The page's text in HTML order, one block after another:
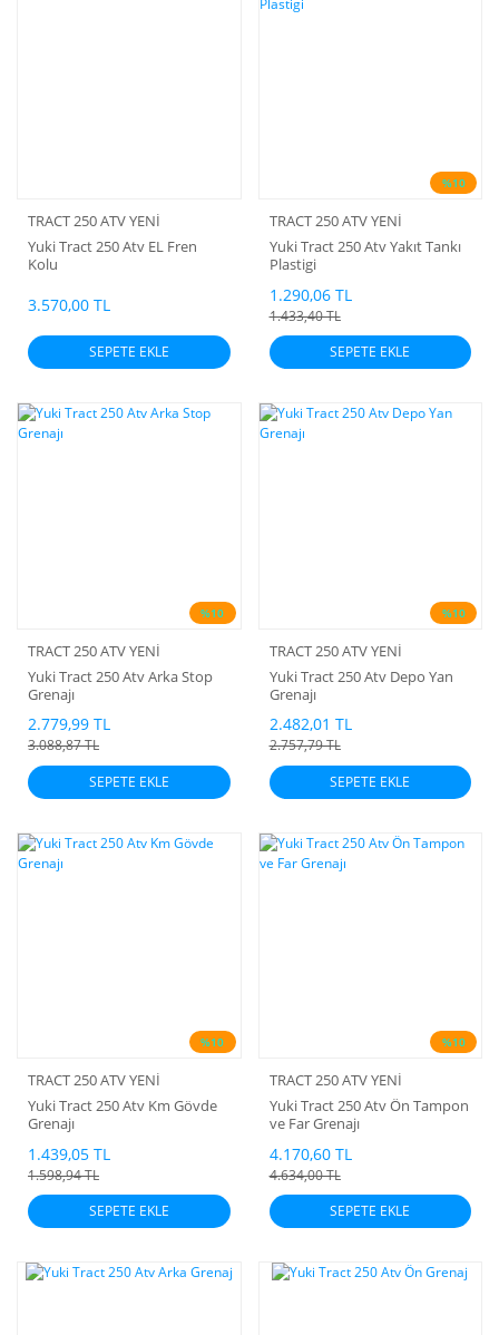
TRACT 250 ATV YENİ
Yuki Tract 250 Atv EL Fren
Kolu
3.570,00 TL
SEPETE EKLE
%10
TRACT 250 ATV YENİ
Yuki Tract 250 Atv Yakıt Tankı
Plastigi
1.290,06 TL
1.433,40 TL
SEPETE EKLE
%10
TRACT 250 ATV YENİ
Yuki Tract 250 Atv Arka Stop
Grenajı
2.779,99 TL
3.088,87 TL
SEPETE EKLE
%10
TRACT 250 ATV YENİ
Yuki Tract 250 Atv Depo Yan
Grenajı
2.482,01 TL
2.757,79 TL
SEPETE EKLE
%10
TRACT 250 ATV YENİ
Yuki Tract 250 Atv Km Gövde
Grenajı
1.439,05 TL
1.598,94 TL
SEPETE EKLE
%10
TRACT 250 ATV YENİ
Yuki Tract 250 Atv Ön Tampon
ve Far Grenajı
4.170,60 TL
4.634,00 TL
SEPETE EKLE